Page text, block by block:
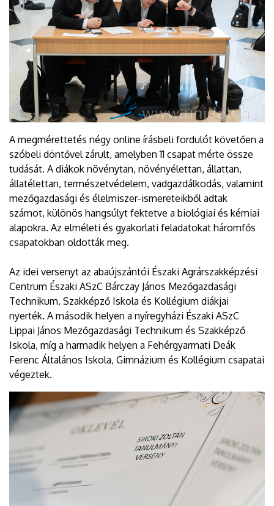
A megmérettetés négy online írásbeli fordulót követően a
szóbeli döntővel zárult, amelyben 11 csapat mérte össze
tudását. A diákok növénytan, növényélettan, állattan,
állatélettan, természetvédelem, vadgazdálkodás, valamint
mezőgazdasági és élelmiszer-ismereteikből adtak
számot, különös hangsúlyt fektetve a biológiai és kémiai
alapokra. Az elméleti és gyakorlati feladatokat háromfős
csapatokban oldották meg.
Az idei versenyt az abaújszántói Északi Agrárszakképzési
Centrum Északi ASzC Bárczay János Mezőgazdasági
Technikum, Szakképző Iskola és Kollégium diákjai
nyerték. A második helyen a nyíregyházi Északi ASzC
Lippai János Mezőgazdasági Technikum és Szakképző
Iskola, míg a harmadik helyen a Fehérgyarmati Deák
Ferenc Általános Iskola, Gimnázium és Kollégium csapatai
végeztek.